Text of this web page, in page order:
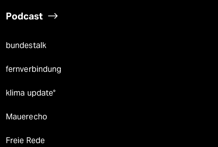
Podcast
bundestalk
fernverbindung
klima update°
Mauerecho
Freie Rede